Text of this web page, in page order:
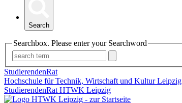
Search
Searchbox. Please enter your Searchword
StudierendenRat
Hochschule für Technik, Wirtschaft und Kultur Leipzig
StudierendenRat HTWK Leipzig